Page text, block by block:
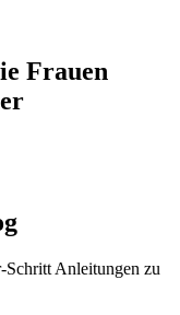
Frauen
Anleitungen zu